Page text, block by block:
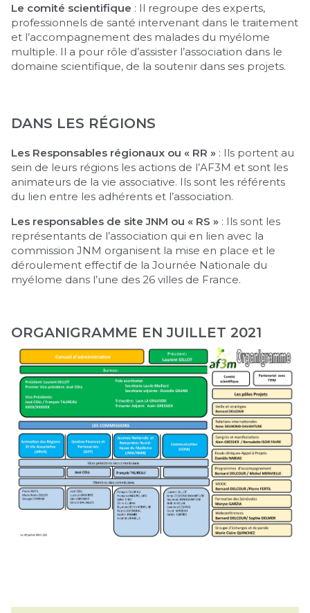
Le comité scientifique : Il regroupe des experts,
professionnels de santé intervenant dans le traitement
et l’accompagnement des malades du myélome
multiple. Il a pour rôle d’assister l’association dans le
domaine scientifique, de la soutenir dans ses projets.
DANS LES RÉGIONS
Les Responsables régionaux ou « RR » : Ils portent au
sein de leurs régions les actions de l’AF3M et sont les
animateurs de la vie associative. Ils sont les référents
du lien entre les adhérents et l’association.
Les responsables de site JNM ou « RS » : Ils sont les
représentants de l’association qui en lien avec la
commission JNM organisent la mise en place et le
déroulement effectif de la Journée Nationale du
myélome dans l’une des 26 villes de France.
ORGANIGRAMME EN JUILLET 2021